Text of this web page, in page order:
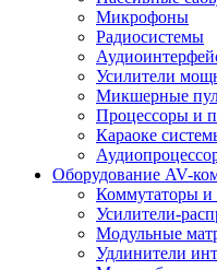
Микрофоны
Радиосистемы
Усилители
Микшерные
Процессоры и
Караоке
Оборудование AV-
Коммутаторы и
Усилители-
Модульные
Удлинители